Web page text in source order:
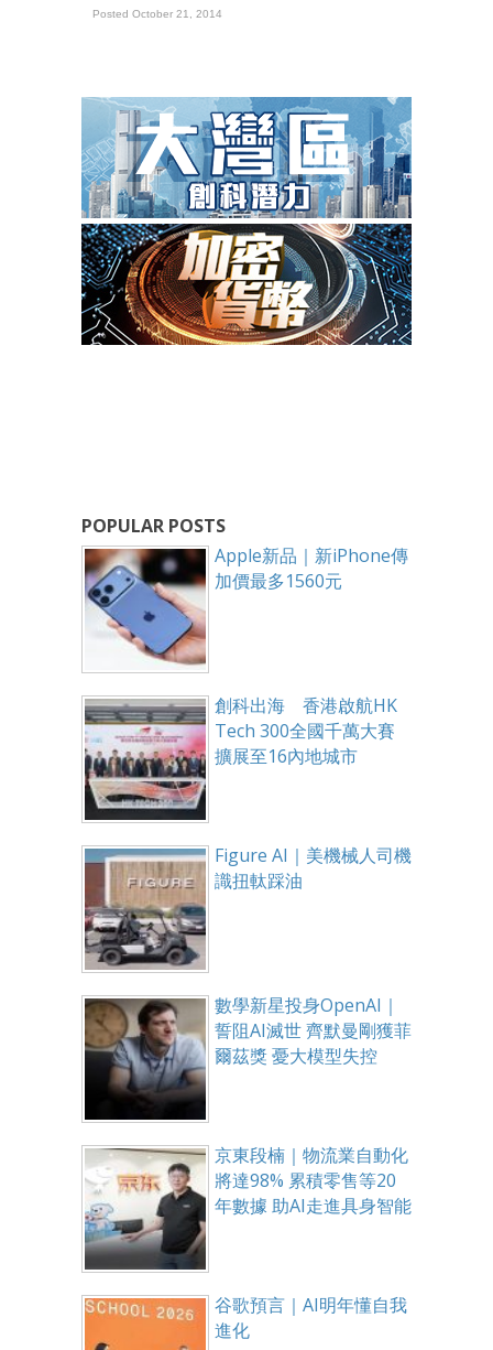
Posted October 21, 2014
POPULAR POSTS
Apple新品｜新iPhone傳
加價最多1560元
創科出海 香港啟航HK
Tech 300全國千萬大賽
擴展至16內地城市
Figure AI｜美機械人司機
識扭軚踩油
數學新星投身OpenAI｜
誓阻AI滅世 齊默曼剛獲菲
爾茲獎 憂大模型失控
京東段楠｜物流業自動化
將達98% 累積零售等20
年數據 助AI走進具身智能
谷歌預言｜AI明年懂自我
進化